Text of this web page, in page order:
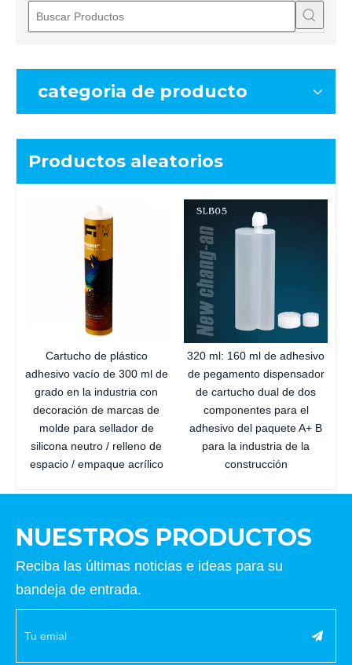
categoria de producto
Productos aleatorios
Cartucho de plástico
adhesivo vacío de 300 ml de
grado en la industria con
decoración de marcas de
molde para sellador de
silicona neutro / relleno de
espacio / empaque acrílico
320 ml: 160 ml de adhesivo
de pegamento dispensador
de cartucho dual de dos
componentes para el
adhesivo del paquete A+ B
para la industria de la
construcción
NUESTROS PRODUCTOS
Reciba las últimas noticias e ideas para su
bandeja de entrada.